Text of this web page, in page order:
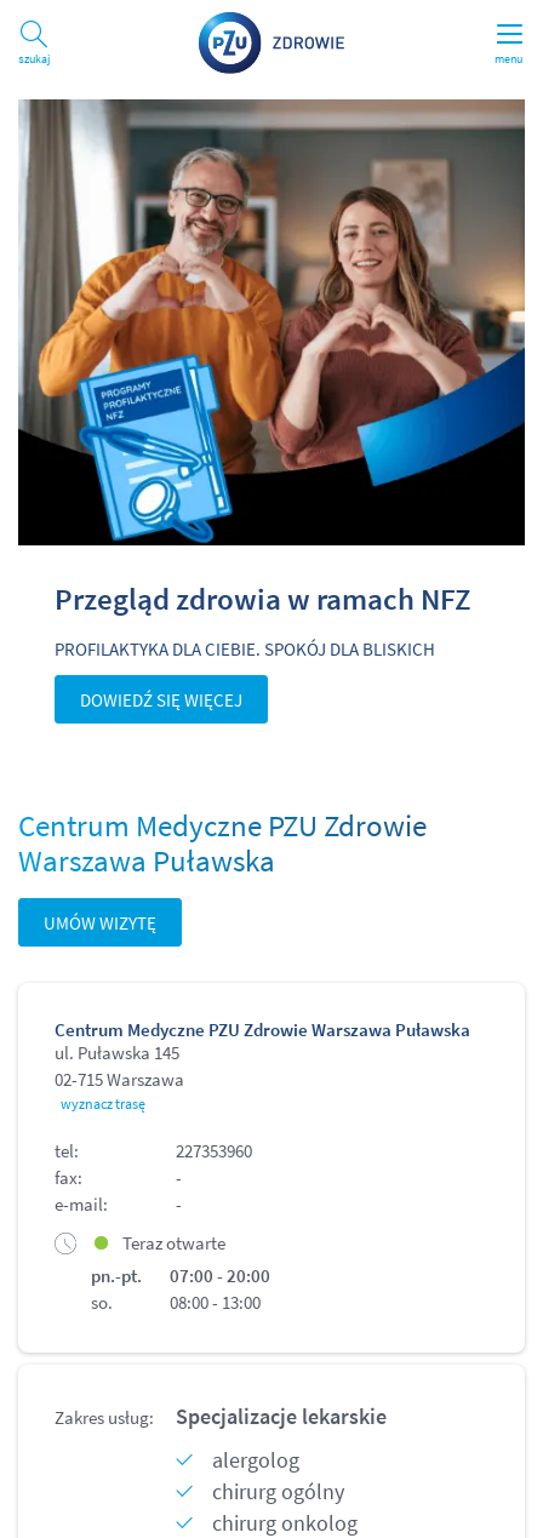
menu
Szukaj
Przegląd zdrowia w ramach NFZ
PROFILAKTYKA DLA CIEBIE. SPOKÓJ DLA BLISKICH
DOWIEDŹ SIĘ WIĘCEJ
Centrum Medyczne PZU Zdrowie
Warszawa Puławska
UMÓW WIZYTĘ
Centrum Medyczne PZU Zdrowie Warszawa Puławska
ul. Puławska 145
02-715 Warszawa
wyznacz trasę
tel:
227353960
fax:
-
e-mail:
-
Teraz otwarte
pn.-pt.
07:00 - 20:00
so.
08:00 - 13:00
Zakres usług:
Specjalizacje lekarskie
alergolog
chirurg ogólny
chirurg onkolog